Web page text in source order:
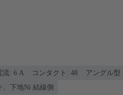
流: ‌6 A コンタクト: 48
アングル型
、下地Ni 結線側